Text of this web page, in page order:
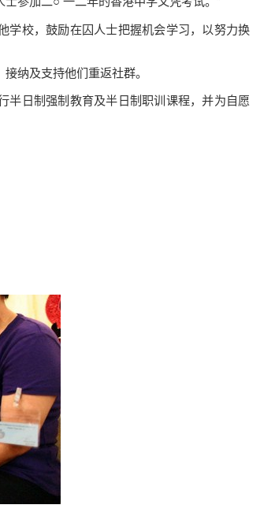
校，鼓励在囚人士把握机会学习，以努力换
纳及支持他们重返社群。
日制强制教育及半日制职训课程，并为自愿